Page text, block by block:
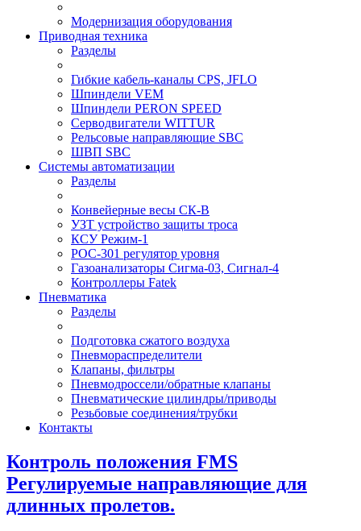
Модернизация оборудования
Приводная техника
Разделы
Гибкие кабель-каналы CPS, JFLO
Шпиндели VEM
Шпиндели PERON SPEED
Серводвигатели WITTUR
Рельсовые направляющие SBC
ШВП SBC
Системы автоматизации
Разделы
Конвейерные весы СК-В
УЗТ устройство защиты троса
КСУ Режим-1
РОС-301 регулятор уровня
Газоанализаторы Сигма-03, Сигнал-4
Контроллеры Fatek
Пневматика
Разделы
Подготовка сжатого воздуха
Пневмораспределители
Клапаны, фильтры
Пневмодроссели/обратные клапаны
Пневматические цилиндры/приводы
Резьбовые соединения/трубки
Контакты
Контроль положения FMS
Регулируемые направляющие для
длинных пролетов.